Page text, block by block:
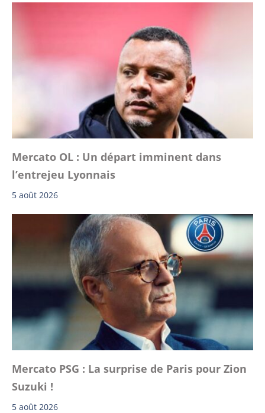
Mercato OL : Un départ imminent dans
l’entrejeu Lyonnais
5 août 2026
Mercato PSG : La surprise de Paris pour Zion
Suzuki !
5 août 2026